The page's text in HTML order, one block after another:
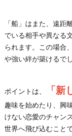
「船」はまた、遠
でいる相手や異なる
られます。この場合
や強い絆が築けるでし
ポイントは、 「
趣味を始めたり、興
けない恋愛のチャン
世界へ飛び込むこと